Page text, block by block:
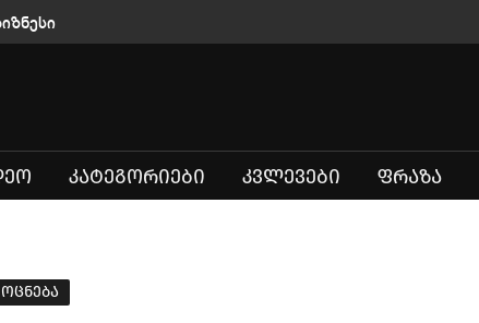
ᲙᲐᲢᲔᲒᲝᲠᲘᲔᲑᲘ ᲙᲕᲚᲔᲕᲔᲑᲘ ᲤᲠᲐᲖᲐ